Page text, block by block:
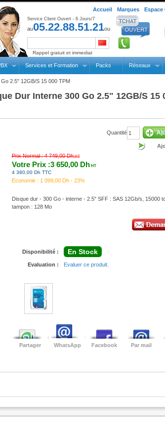
Accueil Marques Espace
Service Client Ouvert - 6 Jours/7
au05.22.88.51.21ou
Rappel gratuit et immediat
Services et Formation Packs Réseaux
2.5" 12GB/S 15 000 TPM
Dur Interne 300 Go 2.5" 12GB/S 15
Quantité
Prix Normal :4 749,00 DhHT
Votre Prix :3 650,00 Dh HT
4 380,00 Dh TTC
Economie : 1 099,00 Dh - 23%
Disque dur - 300 Go - interne - 2.5" SFF : SAS 12Gb/s, 15000
tampon : 128 Mo
Disponibilité : En Stock
Evaluation : Evaluer ce produit.
Partager WhatsApp Facebook Par mail